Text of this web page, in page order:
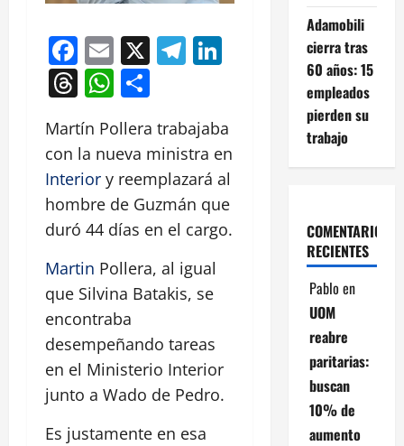
Facebook
Email
X Telegram
LinkedIn
Threads
WhatsApp
Martín Pollera trabajaba
con la nueva ministra en
Interior y reemplazará al
hombre de Guzmán que
duró 44 días en el cargo.
Martin Pollera, al igual
que Silvina Batakis, se
encontraba
desempeñando tareas
en el Ministerio Interior
junto a Wado de Pedro.
Es justamente en esa
Adamobili
cierra tras
60 años: 15
empleados
pierden su
trabajo
COMENTARIOS
RECIENTES
Pablo en
UOM
reabre
paritarias:
buscan
10% de
aumento